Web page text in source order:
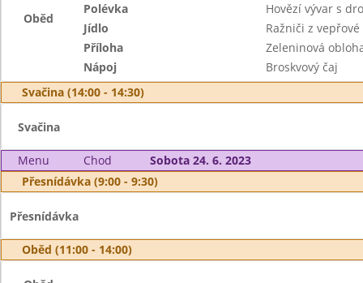
Oběd
Polévka
Hovězí vývar s
Jídlo
Ražniči z
Příloha
Zeleninová
Nápoj
Broskvový čaj
Svačina (14:00 - 14:30)
Svačina
Menu Chod
Sobota 24. 6. 2023
Přesnídávka (9:00 - 9:30)
Přesnídávka
Oběd (11:00 - 14:00)